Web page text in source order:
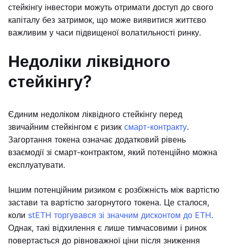
стейкінгу інвестори можуть отримати доступ до свого
капіталу без затримок, що може виявитися життєво
важливим у часи підвищеної волатильності ринку.
Недоліки ліквідного
стейкінгу?
Єдиним недоліком ліквідного стейкінгу перед
звичайним стейкінгом є ризик смарт-контракту.
Загортання токена означає додатковий рівень
взаємодії зі смарт-контрактом, який потенційно можна
експлуатувати.
Іншим потенційним ризиком є розбіжність між вартістю
застави та вартістю загорнутого токена. Це сталося,
коли stETH торгувався зі значним дисконтом до ETH.
Однак, такі відхилення є лише тимчасовими і ринок
повертається до рівноважної ціни після зниження